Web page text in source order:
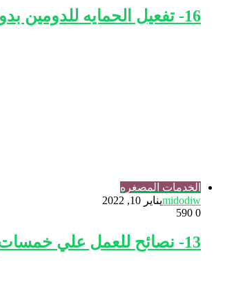
16- تفعيل الحمايه للدومين بدون اي تكلفه ssl https
الخدمات المصغره
midodiwيناير 10, 2022
0
13- نصائح للعمل علي خمسات وفيفر ونهايه الكورس